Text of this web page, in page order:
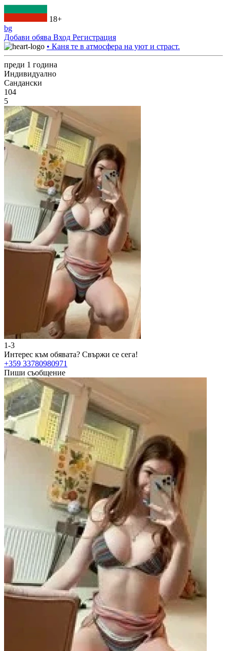
18+
bg
Добави обява Вход Регистрация
• Каня те в атмосфера на уют и страст.
преди 1 година
Индивидуално
Сандански
104
5
1-3
Интерес към обявата? Свържи се сега!
+359 33780980971
Пиши съобщение